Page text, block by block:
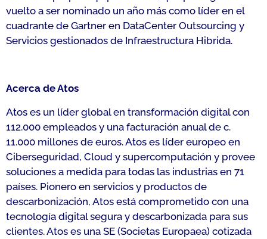
vuelto a ser nominado un año más como líder en el
cuadrante de Gartner en DataCenter Outsourcing y
Servicios gestionados de Infraestructura Hibrida.
Acerca de Atos
Atos es un líder global en transformación digital con
112.000 empleados y una facturación anual de c.
11.000 millones de euros. Atos es líder europeo en
Ciberseguridad, Cloud y supercomputación y provee
soluciones a medida para todas las industrias en 71
países. Pionero en servicios y productos de
descarbonización, Atos está comprometido con una
tecnología digital segura y descarbonizada para sus
clientes. Atos es una SE (Societas Europaea) cotizada